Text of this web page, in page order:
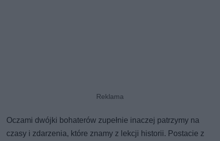
Oczami dwójki bohaterów zupełnie inaczej patrzymy na
czasy i zdarzenia, które znamy z lekcji historii. Postacie z